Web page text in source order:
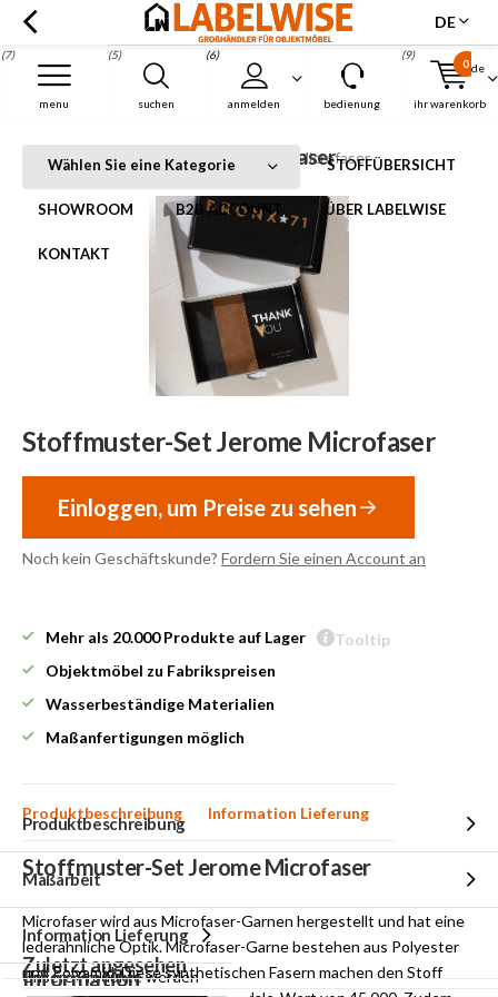
de
suchen
(5)
anmelden
(6)
menu
(7)
bedienung ihr warenkorb
0
(9)
Menu
DE
Wählen Sie eine Kategorie STOFFÜBERSICHT
SHOWROOM B2B ACCOUNT ÜBER LABELWISE
KONTAKT
Startseite Stoffmuster-Set Jerome Microfaser
Stoffmuster-Set Jerome Microfaser
Stoffmuster-Set Jerome Microfaser
Einloggen, um Preise zu sehen
Noch kein Geschäftskunde? Fordern Sie einen Account an
Mehr als 20.000 Produkte auf Lager
Tooltip
Objektmöbel zu Fabrikspreisen
Wasserbeständige Materialien
Maßanfertigungen möglich
Produktbeschreibung Information Lieferung
Produktbeschreibung
Stoffmuster-Set Jerome Microfaser
Microfaser wird aus Microfaser-Garnen hergestellt und hat eine
lederähnliche Optik. Microfaser-Garne bestehen aus Polyester
und Polyamid. Diese synthetischen Fasern machen den Stoff
Maßarbeit
Information Lieferung
Information
Unsere Produkte werden
Zuletzt angesehen